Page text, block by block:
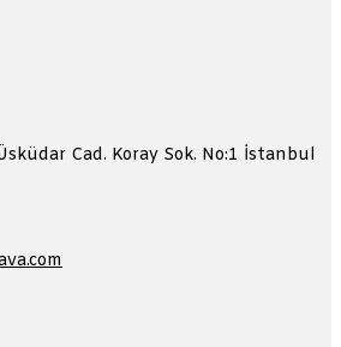
Cad. Koray Sok. No:1 İstanbul